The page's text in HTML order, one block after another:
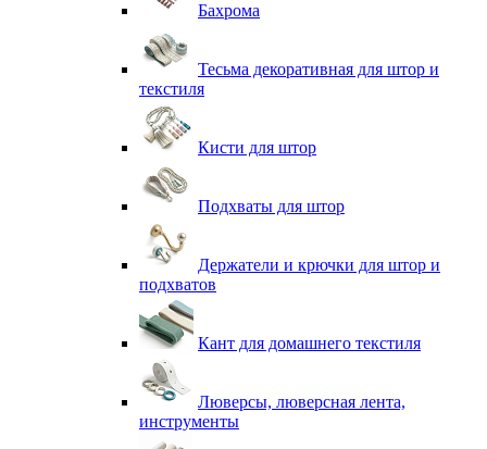
Бахрома
Тесьма декоративная для штор и
текстиля
Кисти для штор
Подхваты для штор
Держатели и крючки для штор и
подхватов
Кант для домашнего текстиля
Люверсы, люверсная лента,
инструменты